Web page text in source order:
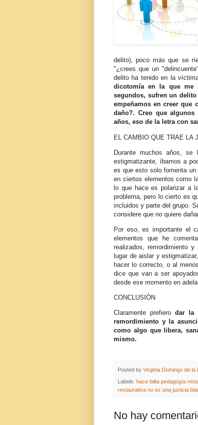
delito), poco más que se
"¿crees que un
delito ha tenido en la
dicotomía en la que me
segundos, sufren un
empeñamos en creer que
daño?. Creo que
años, eso de la letra con
EL CAMBIO QUE TRAE LA
Durante muchos años,
estigmatizante, íbamos a
es que esto solo fomenta
en ciertos elementos como
lo que hace es polarizar a
problema, pero lo cierto es
incluidos y parte del grupo.
considere que no quiere
Por eso, es importante el
elementos que he
realizados, remordimiento
lugar de aislar y
hacer lo correcto, o al
dice que van a ser
desde ese momento en
CONCLUSIÓN
Claramente prefiero dar la
remordimiento y la
como algo que libera,
mismo.
Posted by Virginia Domingo de la
Labels: hace falta pedagogía
restaurativa no es una justicia
No hay